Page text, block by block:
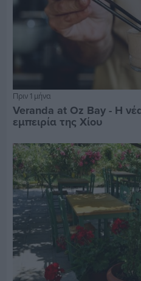
Πριν 1 μήνα
Veranda at Oz Bay - Η
εμπειρία της Χίου